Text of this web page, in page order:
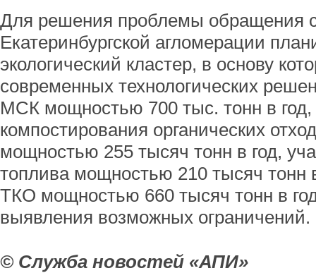
Для решения проблемы обращения
Екатеринбургской агломерации
экологический кластер, в основу
современных технологических
МСК мощностью 700 тыс. тонн в год,
компостирования органических
мощностью 255 тысяч тонн в год,
топлива мощностью 210 тысяч тонн
ТКО мощностью 660 тысяч тонн в
выявления возможных ограничений.
© Служба новостей «АПИ»